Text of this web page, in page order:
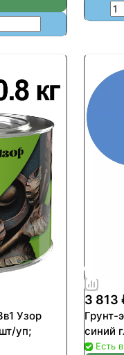
Узор
уп;
3 813
Грунт-
синий
Есть